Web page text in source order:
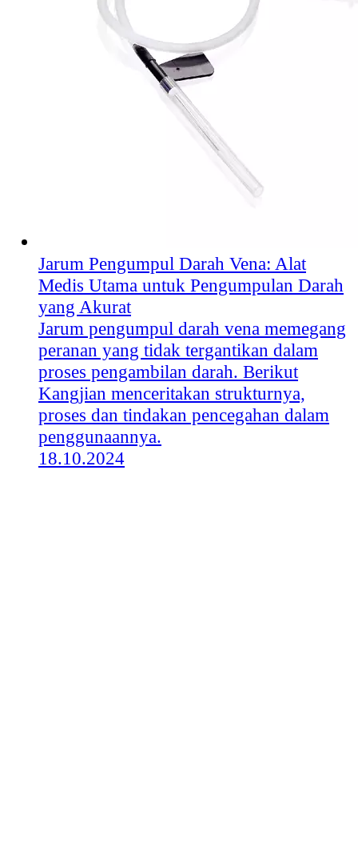
Jarum Pengumpul Darah Vena: Alat
Medis Utama untuk Pengumpulan Darah
yang Akurat
Jarum pengumpul darah vena memegang
peranan yang tidak tergantikan dalam
proses pengambilan darah. Berikut
Kangjian menceritakan strukturnya,
proses dan tindakan pencegahan dalam
penggunaannya.
18.10.2024